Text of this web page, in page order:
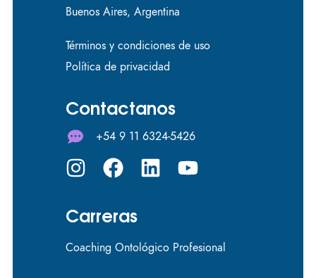
Buenos Aires, Argentina
Términos y condiciones de uso
Política de privacidad
Contactanos
+54 9 11 6324-5426
Carreras
Coaching Ontológico Profesional